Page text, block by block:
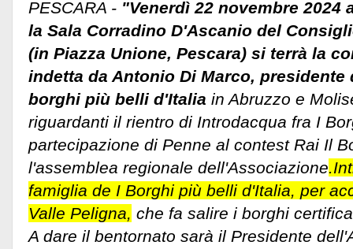
PESCARA - "Venerdì 22 novembre 2024
la Sala Corradino D'Ascanio del
(in Piazza Unione, Pescara) si terrà la
indetta da Antonio Di Marco,
borghi più belli d'Italia in Abruzzo e
riguardanti il rientro di Introdacqua fra I
partecipazione di Penne al contest Rai Il
l'assemblea regionale dell'Associazione
famiglia de I Borghi più belli d'Italia, per
Valle Peligna, che fa salire i borghi
A dare il bentornato sarà il Presidente